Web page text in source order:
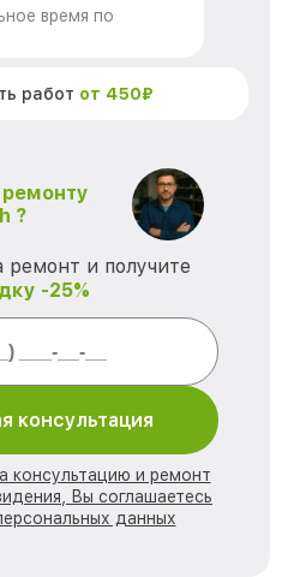
время по
работ от 450₽
?
ремонт и получите
-25%
консультация
консультацию и ремонт
Вы соглашаетесь
данных